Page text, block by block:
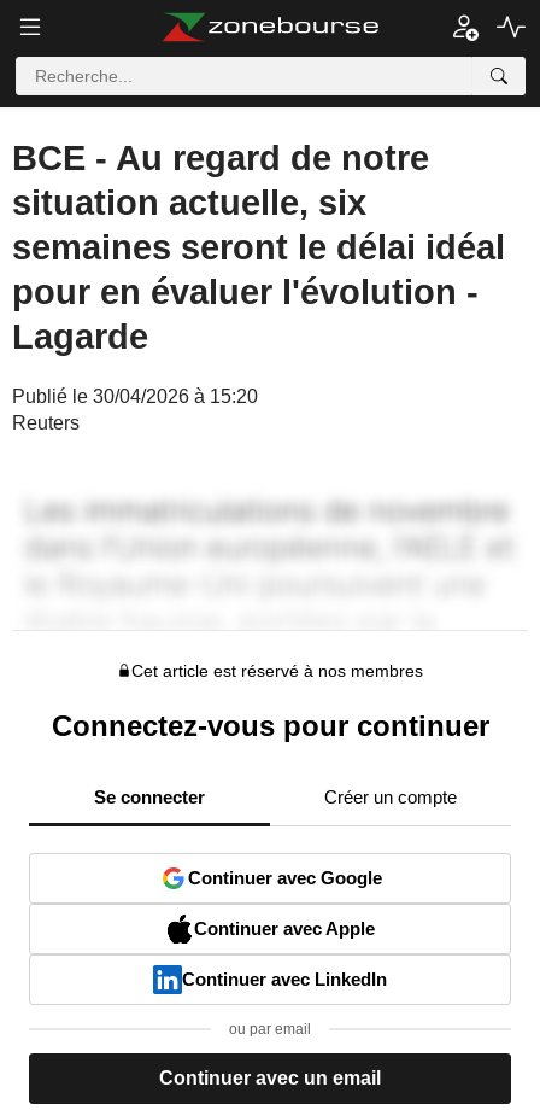
BCE - Au regard de notre
situation actuelle, six
semaines seront le délai idéal
pour en évaluer l'évolution -
Lagarde
Publié le 30/04/2026 à 15:20
Reuters
Cet article est réservé à nos membres
Connectez-vous pour continuer
Se connecter Créer un compte
Continuer avec Google
Continuer avec Apple
Continuer avec LinkedIn
ou par email
Continuer avec un email